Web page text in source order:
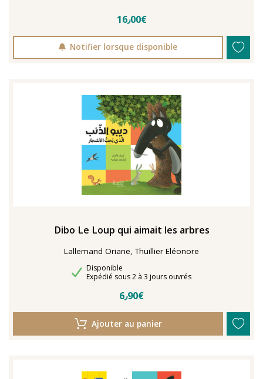
16٫00€
Notifier lorsque disponible
Dibo Le Loup qui aimait les arbres
Lallemand Oriane, Thuillier Eléonore
Disponibilité
Disponible
Délais de livraison
Expédié sous 2 à 3 jours ouvrés
6٫90€
Ajouter au panier